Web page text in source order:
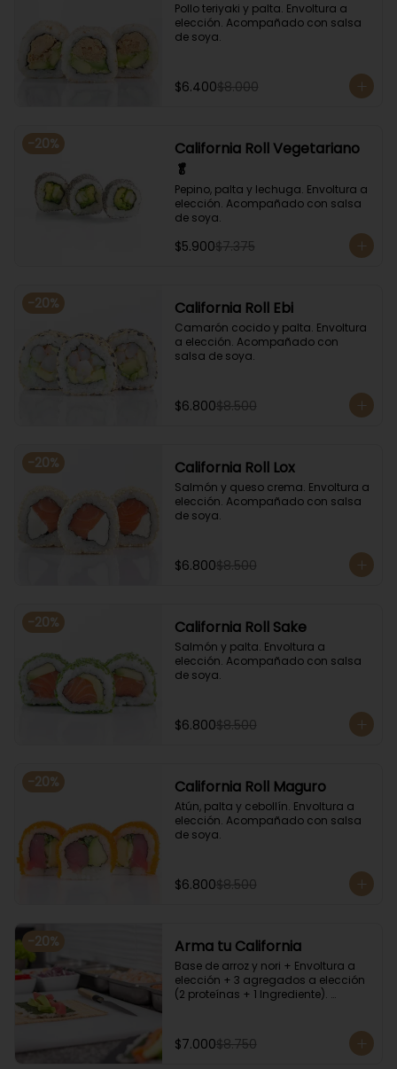
Pollo teriyaki y palta. Envoltura a
elección. Acompañado con salsa
de soya.
$6.400$8.000
-20%
California Roll Vegetariano
🥬
Pepino, palta y lechuga. Envoltura a
elección. Acompañado con salsa
de soya.
$5.900$7.375
-20% California Roll Ebi
Camarón cocido y palta. Envoltura
a elección. Acompañado con
salsa de soya.
$6.800$8.500
-20% California Roll Lox
Salmón y queso crema. Envoltura a
elección. Acompañado con salsa
de soya.
$6.800$8.500
-20% California Roll Sake
Salmón y palta. Envoltura a
elección. Acompañado con salsa
de soya.
$6.800$8.500
-20% California Roll Maguro
Atún, palta y cebollín. Envoltura a
elección. Acompañado con salsa
de soya.
$6.800$8.500
-20% Arma tu California
Base de arroz y nori + Envoltura a
elección + 3 agregados a elección
(2 proteínas + 1 Ingrediente).
$7.000$8.750